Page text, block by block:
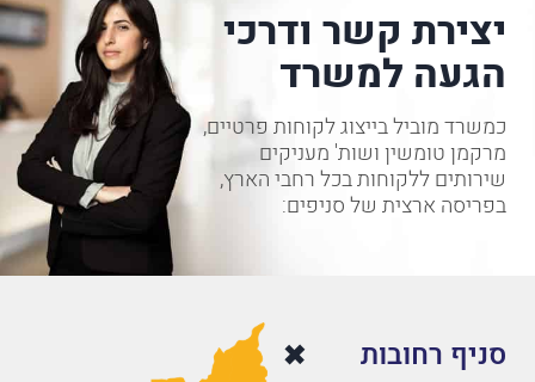
יצירת קשר ודרכי
הגעה למשרד
כמשרד מוביל בייצוג לקוחות פרטיים,
מרקמן טומשין ושות' מעניקים
שירותים ללקוחות בכל רחבי הארץ,
בפריסה ארצית של סניפים:
סניף רחובות